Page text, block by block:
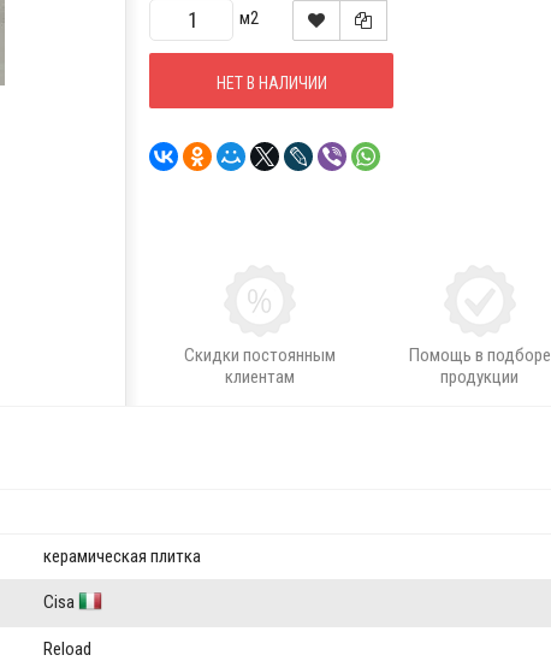
м2
НЕТ В НАЛИЧИИ
Скидки постоянным
клиентам
Помощь в подборе
продукции
керамическая плитка
Cisa
Reload